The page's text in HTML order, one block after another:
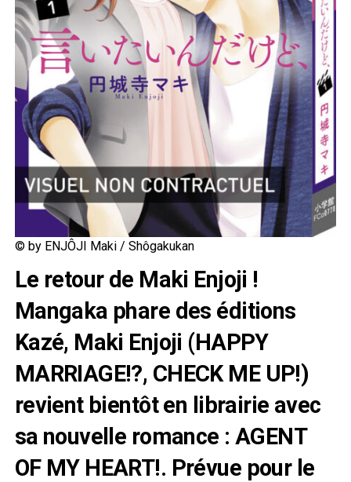
© by ENJÔJI Maki / Shôgakukan
Le retour de Maki Enjoji !
Mangaka phare des éditions
Kazé, Maki Enjoji (HAPPY
MARRIAGE!?, CHECK ME UP!)
revient bientôt en librairie avec
sa nouvelle romance : AGENT
OF MY HEART!. Prévue pour le